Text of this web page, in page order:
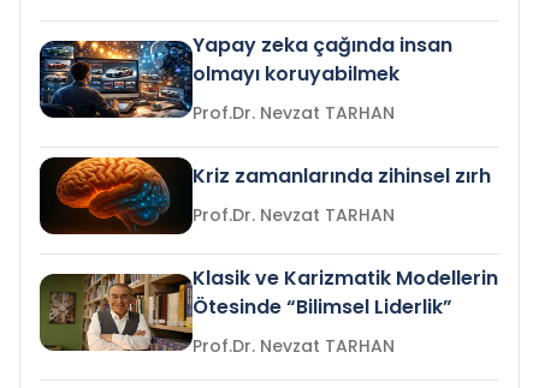
Yapay zeka çağında insan
olmayı koruyabilmek
Prof.Dr. Nevzat TARHAN
Kriz zamanlarında zihinsel zırh
Prof.Dr. Nevzat TARHAN
Klasik ve Karizmatik Modellerin
Ötesinde “Bilimsel Liderlik”
Prof.Dr. Nevzat TARHAN